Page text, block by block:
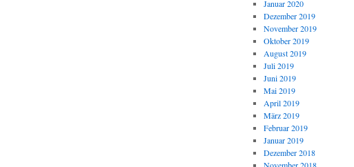
Januar 2020
Dezember 2019
November 2019
Oktober 2019
August 2019
Juli 2019
Juni 2019
Mai 2019
April 2019
März 2019
Februar 2019
Januar 2019
Dezember 2018